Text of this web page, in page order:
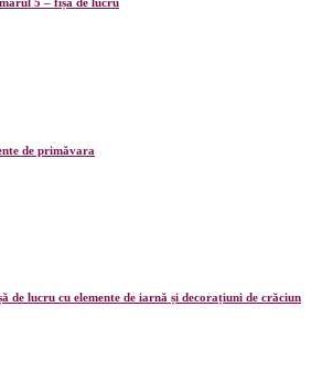
de primăvara
de lucru cu elemente de iarnă și decorațiuni de crăciun